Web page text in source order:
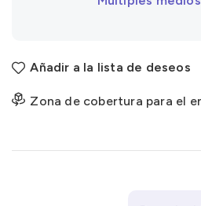
Añadir a la lista de deseos
Zona de cobertura para el